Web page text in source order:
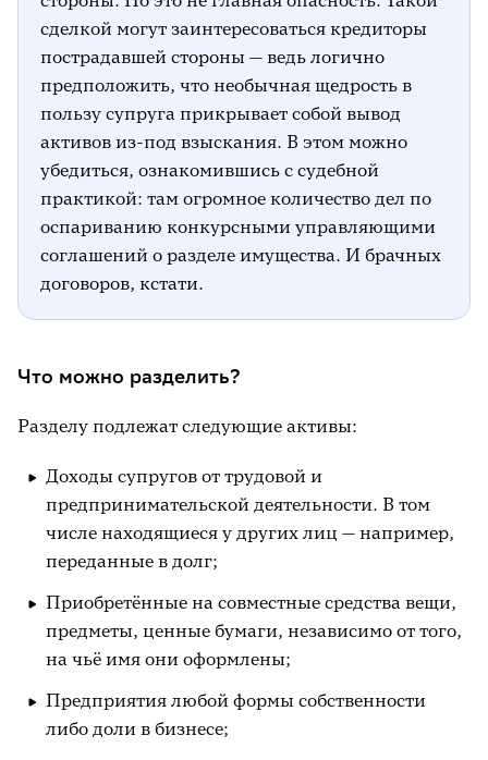
сделкой могут заинтересоваться кредиторы
пострадавшей стороны — ведь логично
предположить, что необычная щедрость в
пользу супруга прикрывает собой вывод
активов из-под взыскания. В этом можно
убедиться, ознакомившись с судебной
практикой: там огромное количество дел по
оспариванию конкурсными управляющими
соглашений о разделе имущества. И брачных
договоров, кстати.
Что можно разделить?
Разделу подлежат следующие активы:
Доходы супругов от трудовой и
предпринимательской деятельности. В том
числе находящиеся у других лиц — например,
переданные в долг;
Приобретённые на совместные средства вещи,
предметы, ценные бумаги, независимо от того,
на чьё имя они оформлены;
Предприятия любой формы собственности
либо доли в бизнесе;